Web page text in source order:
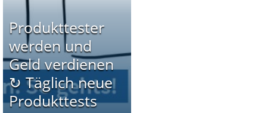
Produkttester
werden und
Geld verdienen
↻ Täglich neue
Produkttests